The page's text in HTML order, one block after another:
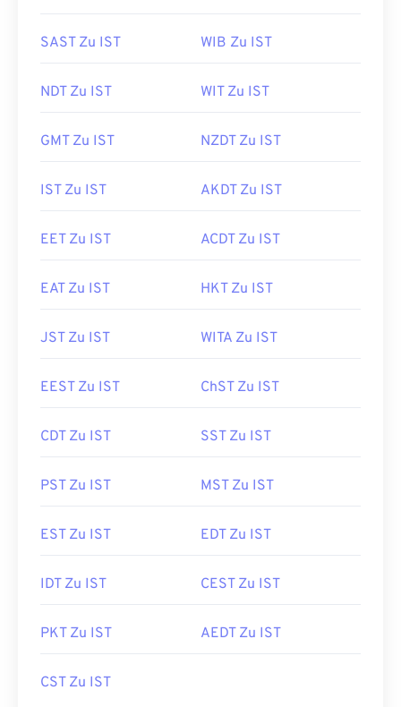
SAST Zu IST WIB Zu IST
NDT Zu IST WIT Zu IST
GMT Zu IST NZDT Zu IST
IST Zu IST AKDT Zu IST
EET Zu IST ACDT Zu IST
EAT Zu IST HKT Zu IST
JST Zu IST WITA Zu IST
EEST Zu IST ChST Zu IST
CDT Zu IST SST Zu IST
PST Zu IST MST Zu IST
EST Zu IST EDT Zu IST
IDT Zu IST CEST Zu IST
PKT Zu IST AEDT Zu IST
CST Zu IST